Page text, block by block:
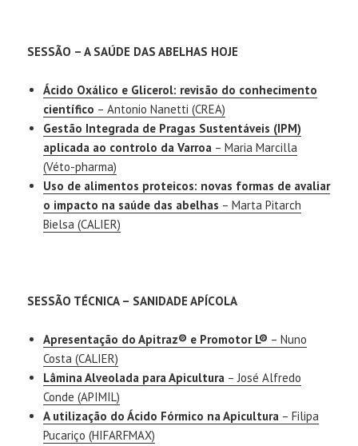
SESSÃO – A SAÚDE DAS ABELHAS HOJE
Ácido Oxálico e Glicerol: revisão do conhecimento
científico – Antonio Nanetti (CREA)
Gestão Integrada de Pragas Sustentáveis (IPM)
aplicada ao controlo da Varroa – Maria Marcilla
(Véto-pharma)
Uso de alimentos proteicos: novas formas de avaliar
o impacto na saúde das abelhas – Marta Pitarch
Bielsa (CALIER)
SESSÃO TÉCNICA – SANIDADE APÍCOLA
Apresentação do Apitraz® e Promotor L® – Nuno
Costa (CALIER)
Lâmina Alveolada para Apicultura – José Alfredo
Conde (APIMIL)
A utilização do Ácido Fórmico na Apicultura – Filipa
Pucariço (HIFARFMAX)